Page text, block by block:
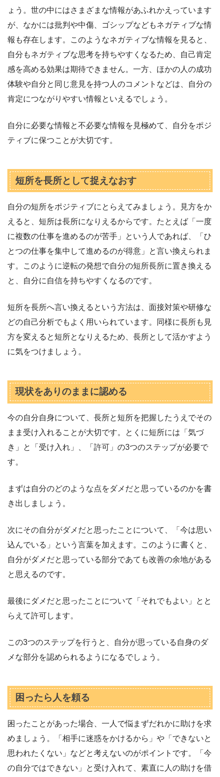
ょう。世の中にはさまざまな情報があふれかえっています
が、なかには批判や中傷、ゴシップなどもネガティブな情
報も存在します。このようなネガティブな情報を見ると、
自分もネガティブな思考を持ちやすくなるため、自己肯定
感を高める効果は期待できません。一方、ほかの人の成功
体験や自分と同じ意見を持つ人のコメントなどは、自分の
肯定につながりやすい情報といえるでしょう。
自分に必要な情報と不必要な情報を見極めて、自分をポジ
ティブに保つことが大切です。
短所を長所として捉えなおす
自分の短所をポジティブにとらえてみましょう。見方をか
えると、短所は長所になりえるからです。たとえば「一度
に複数の仕事を進めるのが苦手」という人であれば、「ひ
とつの仕事を集中して進めるのが得意」と言い換えられま
す。このように逆転の発想で自分の短所長所に置き換える
と、自分に自信を持ちやすくなるのです。
短所を長所へ言い換えるという方法は、面接対策や研修な
どの自己分析でもよく用いられています。同様に長所も見
方を変えると短所となりえるため、長所として活かすよう
に気をつけましょう。
現状をありのままに認める
今の自分自身について、長所と短所を把握したうえでその
まま受け入れることが大切です。とくに短所には「気づ
き」と「受け入れ」、「許可」の3つのステップが必要で
す。
まずは自分のどのような点をダメだと思っているのかを書
き出しましょう。
次にその自分がダメだと思ったことについて、「今は思い
込んでいる」という言葉を加えます。このように書くと、
自分がダメだと思っている部分であても改善の余地がある
と思えるのです。
最後にダメだと思ったことについて「それでもよい」とと
らえて許可します。
この3つのステップを行うと、自分が思っている自身のダ
メな部分を認められるようになるでしょう。
困ったら人を頼る
困ったことがあった場合、一人で悩まずだれかに助けを求
めましょう。「相手に迷惑をかけるから」や「できないと
思われたくない」などと考えないのがポイントです。「今
の自分ではできない」と受け入れて、素直に人の助けを借